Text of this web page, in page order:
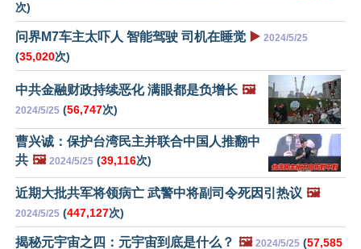
次)
问界M7车主太吓人 智能驾驶 司机在睡觉 ▶️ 2024/5/25
(35,020次)
中共金融财政持续恶化 满眼都是负增长 🖼️
2024/5/25 (56,747次)
曹兴诚：保护台湾民主并联合中国人推翻中
共 🖼️ 2024/5/25 (39,116次)
近期大批共军将领病亡 武警中将副司令死因引热议 🖼️
2024/5/25 (447,127次)
揭秘元宇宙之四：元宇宙到底是什么？ 🖼️ 2024/5/25 (57,585